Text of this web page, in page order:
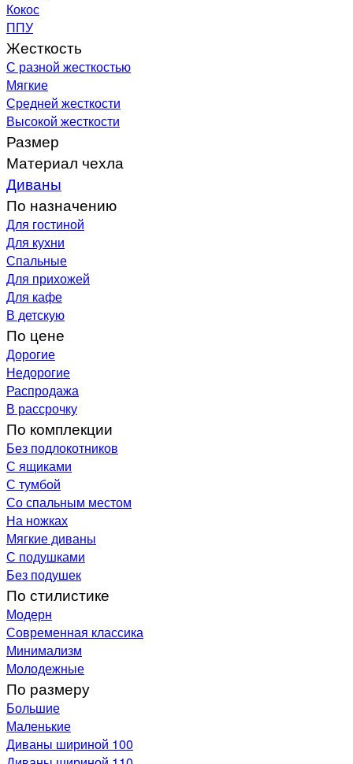
Кокос
ППУ
Жесткость
С разной жесткостью
Мягкие
Средней жесткости
Высокой жесткости
Размер
Материал чехла
Диваны
По назначению
Для гостиной
Для кухни
Спальные
Для прихожей
Для кафе
В детскую
По цене
Дорогие
Недорогие
Распродажа
В рассрочку
По комплекции
Без подлокотников
С ящиками
С тумбой
Со спальным местом
На ножках
Мягкие диваны
С подушками
Без подушек
По стилистике
Модерн
Современная классика
Минимализм
Молодежные
По размеру
Большие
Маленькие
Диваны шириной 100